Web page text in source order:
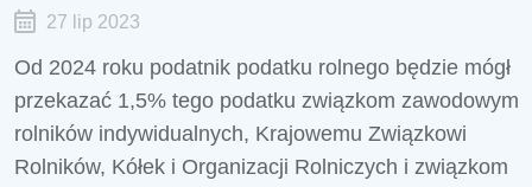
27 lip 2023
Od 2024 roku podatnik podatku rolnego będzie mógł
przekazać 1,5% tego podatku związkom zawodowym
rolników indywidualnych, Krajowemu Związkowi
Rolników, Kółek i Organizacji Rolniczych i związkom